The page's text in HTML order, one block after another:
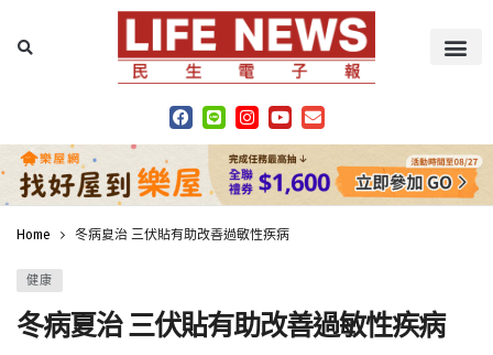
Home 冬病夏治 三伏貼有助改善過敏性疾病
健康
冬病夏治 三伏貼有助改善過敏性疾病